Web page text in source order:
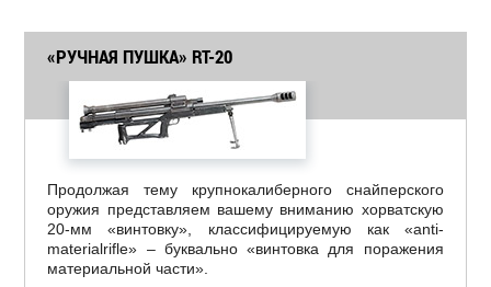
«РУЧНАЯ ПУШКА» RT-20
Продолжая тему крупнокалиберного снайперского
оружия представляем вашему вниманию хорватскую
20-мм «винтовку», классифицируемую как «anti-
materialrifle» – буквально «винтовка для поражения
материальной части».